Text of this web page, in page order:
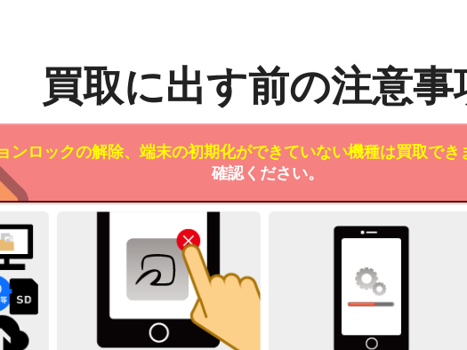
買取に出す前の注意事
ンロックの解除、端末の初期化ができていない機種は買取でき
確認ください。